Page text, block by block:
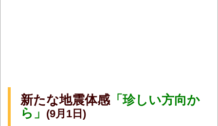
新たな地震体感「珍しい方向か
ら」 (9月1日)